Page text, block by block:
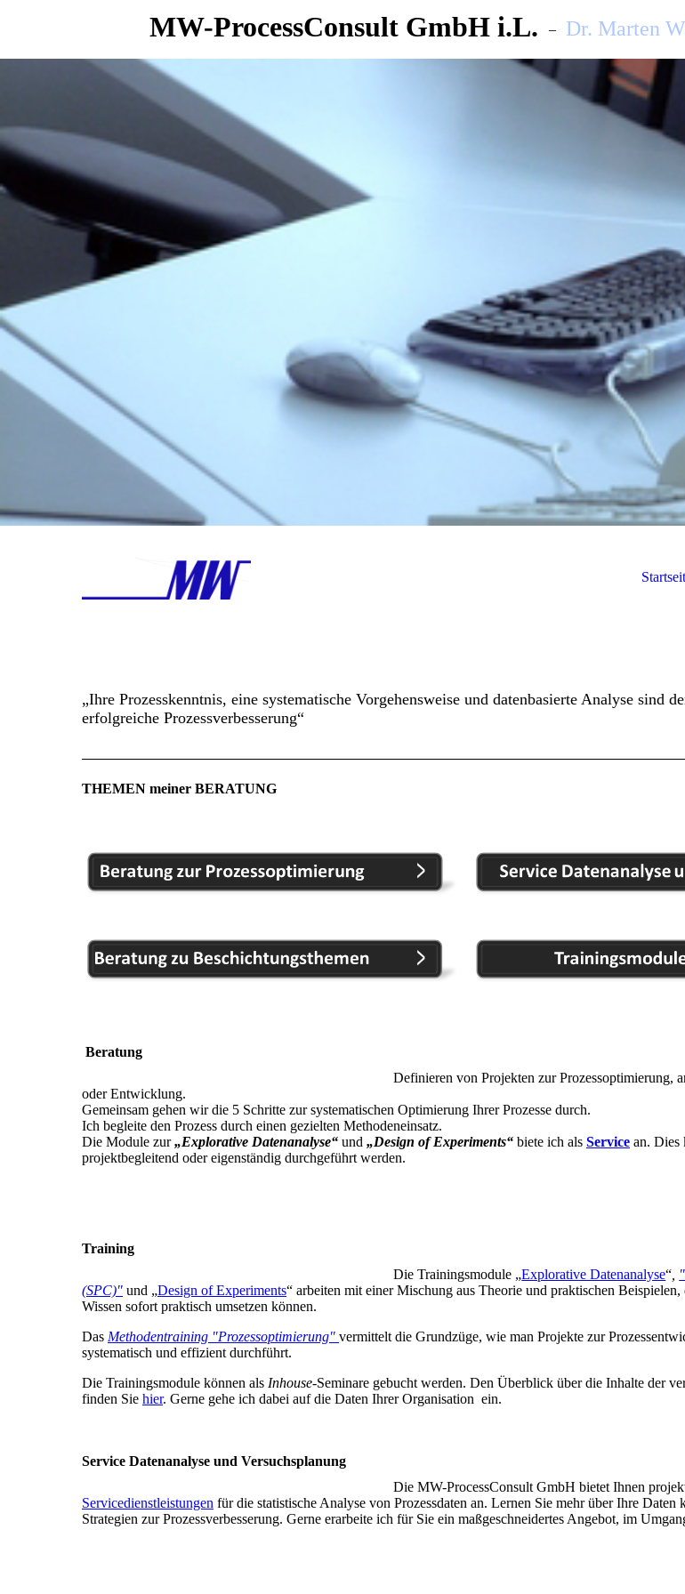
MW-ProcessConsult GmbH i.L. – Dr. Marten
„Ihre Prozesskenntnis, eine systematische Vorgehensweise und datenbasierte Analyse sind
erfolgreiche Prozessverbesserung“
THEMEN meiner BERATUNG
Beratung
Definieren von Projekten zur Prozessoptimierung,
oder Entwicklung.
Gemeinsam gehen wir die 5 Schritte zur systematischen Optimierung Ihrer Prozesse durch.
Ich begleite den Prozess durch einen gezielten Methodeneinsatz.
Die Module zur„Explorative Datenanalyse“ und „Design of Experiments“ biete ich als Service an. Dies
projektbegleitend oder eigenständig durchgeführt werden.
Training
Die Trainingsmodule „Explorative Datenanalyse“
(SPC)" und „Design of Experiments“ arbeiten mit einer Mischung aus Theorie und praktischen Beispielen,
Wissen sofort praktisch umsetzen können.
Das Methodentraining "Prozessoptimierung" vermittelt die Grundzüge, wie man Projekte zur
systematisch und effizient durchführt.
Die Trainingsmodule können als Inhouse-Seminare gebucht werden. Den Überblick über die Inhalte der
finden Sie hier. Gerne gehe ich dabei auf die Daten Ihrer Organisation ein.
Service Datenanalyse und Versuchsplanung
Die MW-ProcessConsult GmbH bietet Ihnen
Servicedienstleistungen für die statistische Analyse von Prozessdaten an. Lernen Sie mehr über Ihre Daten
Strategien zur Prozessverbesserung. Gerne erarbeite ich für Sie ein maßgeschneidertes Angebot, im